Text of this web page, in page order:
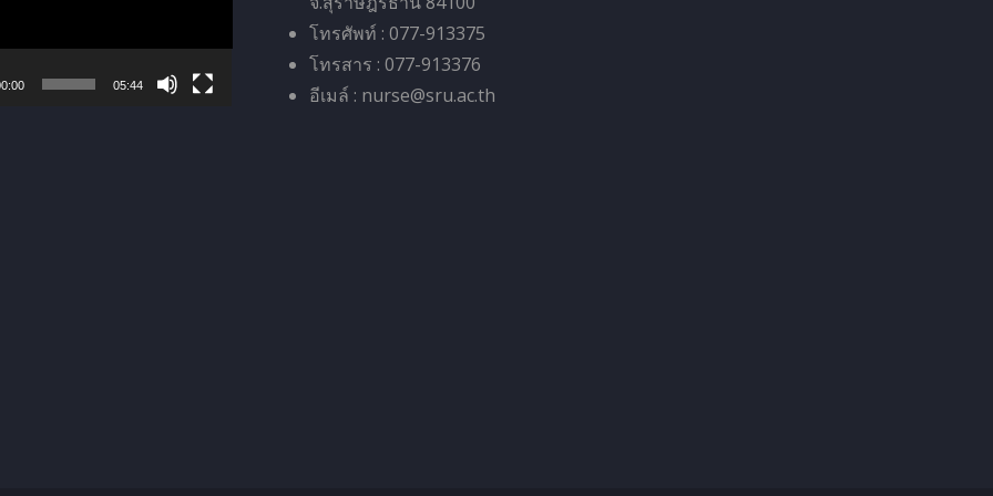
05:44
โทรศัพท์ : 077-913375
โทรสาร : 077-913376
อีเมล์ : nurse@sru.ac.th